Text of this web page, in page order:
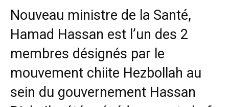
Nouveau ministre de la Santé,
Hamad Hassan est l’un des 2
membres désignés par le
mouvement chiite Hezbollah au
sein du gouvernement Hassan